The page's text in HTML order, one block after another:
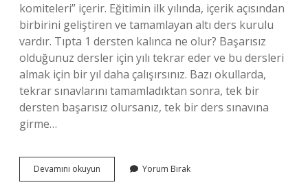
komiteleri” içerir. Eğitimin ilk yılında, içerik açısından
birbirini geliştiren ve tamamlayan altı ders kurulu
vardır. Tıpta 1 dersten kalınca ne olur? Başarısız
olduğunuz dersler için yılı tekrar eder ve bu dersleri
almak için bir yıl daha çalışırsınız. Bazı okullarda,
tekrar sınavlarını tamamladıktan sonra, tek bir
dersten başarısız olursanız, tek bir ders sınavına
girme…
Devamını okuyun
Fakültesinde
Yorum Bırak